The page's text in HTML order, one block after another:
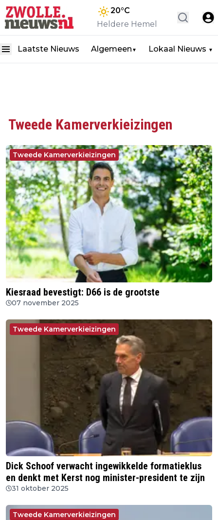
20°C
Heldere Hemel
Laatste Nieuws Algemeen ▼ Lokaal Nieuws ▼
Tweede Kamerverkieizingen
Tweede Kamerverkieizingen
Kiesraad bevestigt: D66 is de grootste
07 november 2025
Tweede Kamerverkieizingen
Dick Schoof verwacht ingewikkelde formatieklus
en denkt met Kerst nog minister-president te zijn
31 oktober 2025
Tweede Kamerverkieizingen